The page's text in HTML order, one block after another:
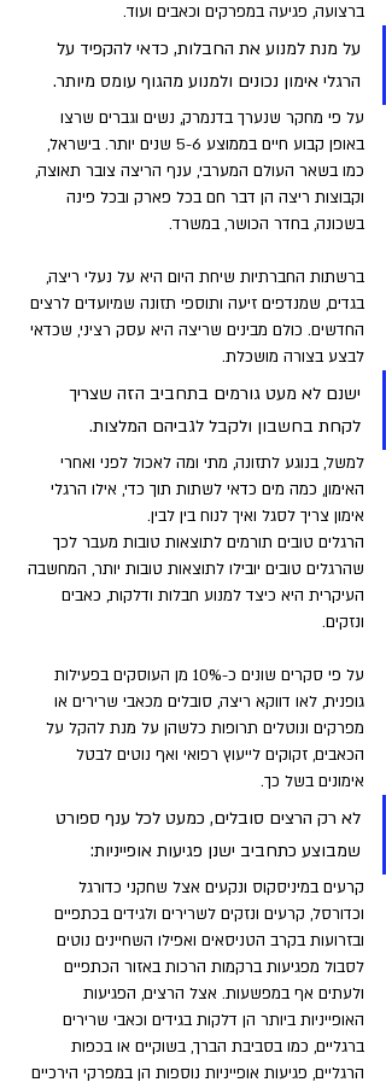
ברצועה, פגיעה במפרקים וכאבים ועוד.
על מנת למנוע את החבלות, כדאי להקפיד על
הרגלי אימון נכונים ולמנוע מהגוף עומס מיותר.
על פי מחקר שנערך בדנמרק, נשים וגברים שרצו
באופן קבוע חיים בממוצע 5-6 שנים יותר. בישראל,
כמו בשאר העולם המערבי, ענף הריצה צובר תאוצה,
וקבוצות ריצה הן דבר חם בכל פארק ובכל פינה
בשכונה, בחדר הכושר, במשרד.
ברשתות החברתיות שיחת היום היא על נעלי ריצה,
בגדים, שמנדפים זיעה ותוספי תזונה שמיועדים לרצים
החדשים. כולם מבינים שריצה היא עסק רציני, שכדאי
לבצע בצורה מושכלת.
ישנם לא מעט גורמים בתחביב הזה שצריך
לקחת בחשבון ולקבל לגביהם המלצות.
למשל, בנוגע לתזונה, מתי ומה לאכול לפני ואחרי
האימון, כמה מים כדאי לשתות תוך כדי, אילו הרגלי
אימון צריך לסגל ואיך לנוח בין לבין.
הרגלים טובים תורמים לתוצאות טובות מעבר לכך
שהרגלים טובים יובילו לתוצאות טובות יותר, המחשבה
העיקרית היא כיצד למנוע חבלות ודלקות, כאבים
ונזקים.
על פי סקרים שונים כ-10% מן העוסקים בפעילות
גופנית, לאו דווקא ריצה, סובלים מכאבי שרירים או
מפרקים ונוטלים תרופות כלשהן על מנת להקל על
הכאבים, זקוקים לייעוץ רפואי ואף נוטים לבטל
אימונים בשל כך.
לא רק הרצים סובלים, כמעט לכל ענף ספורט
שמבוצע כתחביב ישנן פגיעות אופייניות:
קרעים במיניסקוס ונקעים אצל שחקני כדורגל
וכדורסל, קרעים ונזקים לשרירים ולגידים בכתפיים
ובזרועות בקרב הטניסאים ואפילו השחיינים נוטים
לסבול מפגיעות ברקמות הרכות באזור הכתפיים
ולעתים אף במפשעות. אצל הרצים, הפגיעות
האופייניות ביותר הן דלקות בגידים וכאבי שרירים
ברגליים, כמו בסביבת הברך, בשוקיים או בכפות
הרגליים, פגיעות אופייניות נוספות הן במפרקי הירכיים